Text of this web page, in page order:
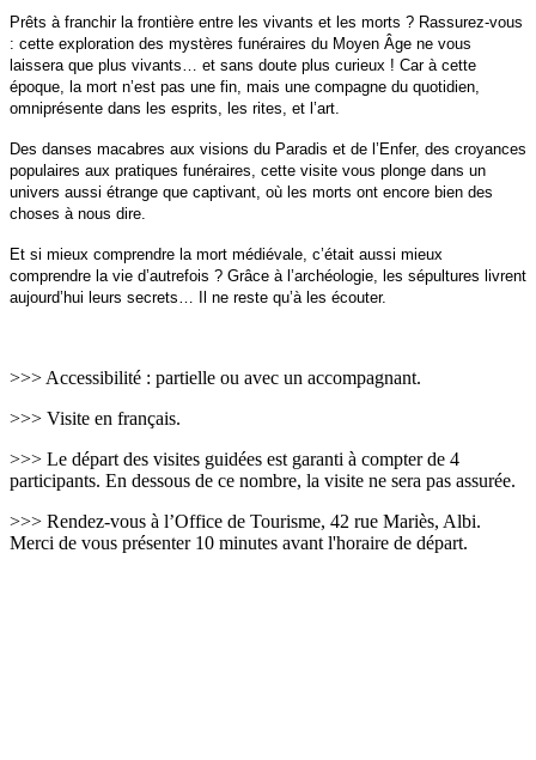
Prêts à franchir la frontière entre les vivants et les morts ? Rassurez-vous
: cette exploration des mystères funéraires du Moyen Âge ne vous
laissera que plus vivants… et sans doute plus curieux ! Car à cette
époque, la mort n’est pas une fin, mais une compagne du quotidien,
omniprésente dans les esprits, les rites, et l’art.
Des danses macabres aux visions du Paradis et de l’Enfer, des croyances
populaires aux pratiques funéraires, cette visite vous plonge dans un
univers aussi étrange que captivant, où les morts ont encore bien des
choses à nous dire.
Et si mieux comprendre la mort médiévale, c’était aussi mieux
comprendre la vie d’autrefois ? Grâce à l’archéologie, les sépultures livrent
aujourd’hui leurs secrets… Il ne reste qu’à les écouter.
>>> Accessibilité : partielle ou avec un accompagnant.
>>> Visite en français.
>>> Le départ des visites guidées est garanti à compter de 4
participants. En dessous de ce nombre, la visite ne sera pas assurée.
>>> Rendez-vous à l’Office de Tourisme, 42 rue Mariès, Albi.
Merci de vous présenter 10 minutes avant l'horaire de départ.